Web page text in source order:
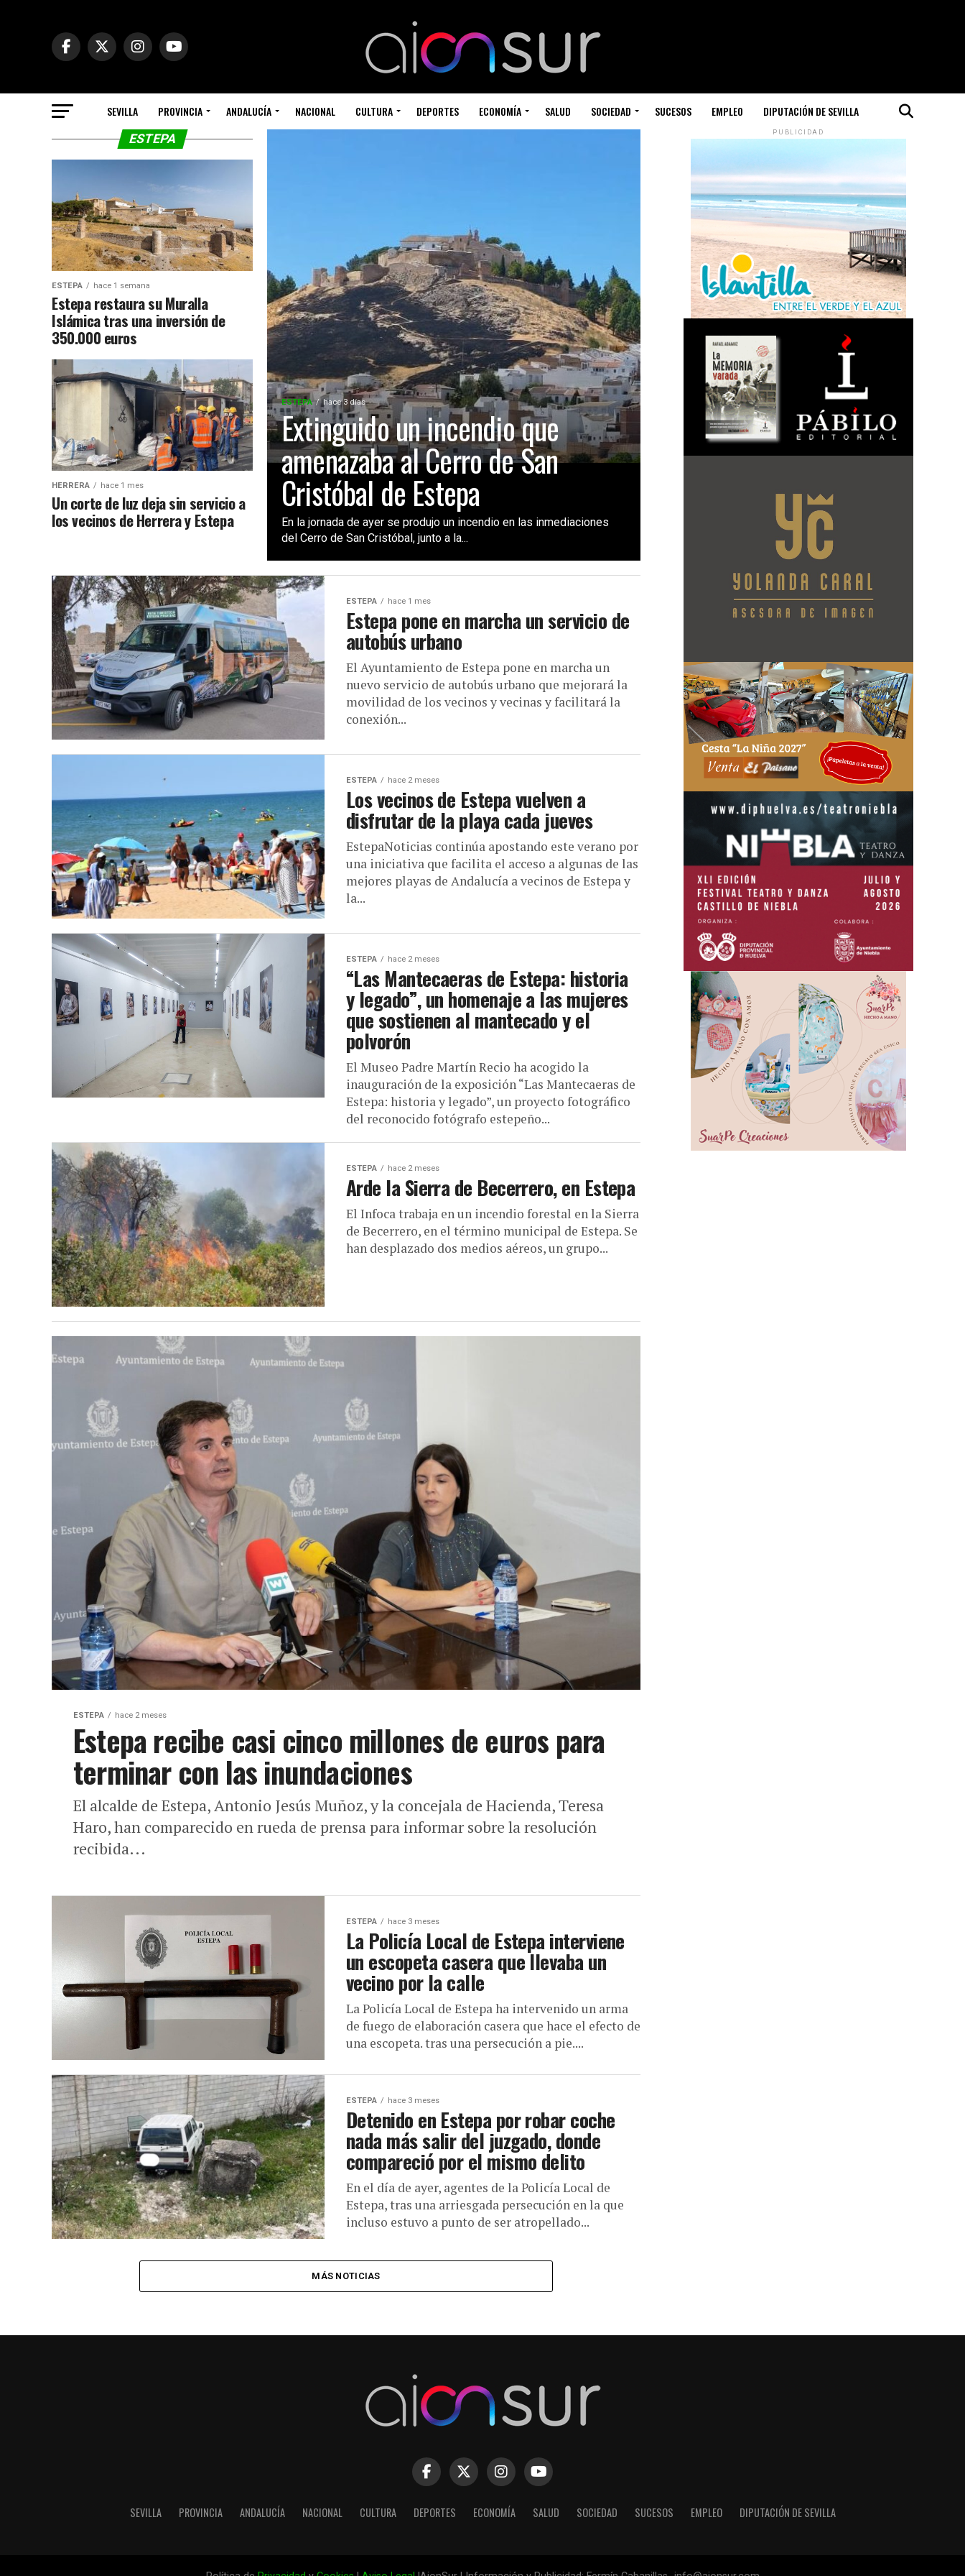
SEVILLA PROVINCIA ANDALUCÍA NACIONAL CULTURA DEPORTES ECONOMÍA SALUD SOCIEDAD SUCESOS EMPLEO DIPUTACIÓN DE SEVILLA
ESTEPA hace 3 días
Extinguido un incendio que
amenazaba al Cerro de San
Cristóbal de Estepa
En la jornada de ayer se produjo un incendio en las inmediaciones
del Cerro de San Cristóbal, junto a la...
ESTEPA
ESTEPA hace 1 semana
Estepa restaura su Muralla
Islámica tras una inversión de
350.000 euros
HERRERA hace 1 mes
Un corte de luz deja sin servicio a
los vecinos de Herrera y Estepa
ESTEPA hace 1 mes
Estepa pone en marcha un servicio de
autobús urbano
El Ayuntamiento de Estepa pone en marcha un
nuevo servicio de autobús urbano que mejorará la
movilidad de los vecinos y vecinas y facilitará la
conexión...
ESTEPA hace 2 meses
Los vecinos de Estepa vuelven a
disfrutar de la playa cada jueves
EstepaNoticias continúa apostando este verano por
una iniciativa que facilita el acceso a algunas de las
mejores playas de Andalucía a vecinos de Estepa y
la...
ESTEPA hace 2 meses
“Las Mantecaeras de Estepa: historia
y legado”, un homenaje a las mujeres
que sostienen al mantecado y el
polvorón
El Museo Padre Martín Recio ha acogido la
inauguración de la exposición “Las Mantecaeras de
Estepa: historia y legado”, un proyecto fotográfico
del reconocido fotógrafo estepeño...
ESTEPA hace 2 meses
Arde la Sierra de Becerrero, en Estepa
El Infoca trabaja en un incendio forestal en la Sierra
de Becerrero, en el término municipal de Estepa. Se
han desplazado dos medios aéreos, un grupo...
ESTEPA hace 2 meses
Estepa recibe casi cinco millones de euros para
terminar con las inundaciones
El alcalde de Estepa, Antonio Jesús Muñoz, y la concejala de Hacienda, Teresa
Haro, han comparecido en rueda de prensa para informar sobre la resolución
recibida...
ESTEPA hace 3 meses
La Policía Local de Estepa interviene
un escopeta casera que llevaba un
vecino por la calle
La Policía Local de Estepa ha intervenido un arma
de fuego de elaboración casera que hace el efecto de
una escopeta. tras una persecución a pie....
ESTEPA hace 3 meses
Detenido en Estepa por robar coche
nada más salir del juzgado, donde
compareció por el mismo delito
En el día de ayer, agentes de la Policía Local de
Estepa, tras una arriesgada persecución en la que
incluso estuvo a punto de ser atropellado...
MÁS NOTICIAS
PUBLICIDAD
SEVILLA PROVINCIA ANDALUCÍA NACIONAL CULTURA DEPORTES ECONOMÍA SALUD SOCIEDAD SUCESOS EMPLEO DIPUTACIÓN DE SEVILLA